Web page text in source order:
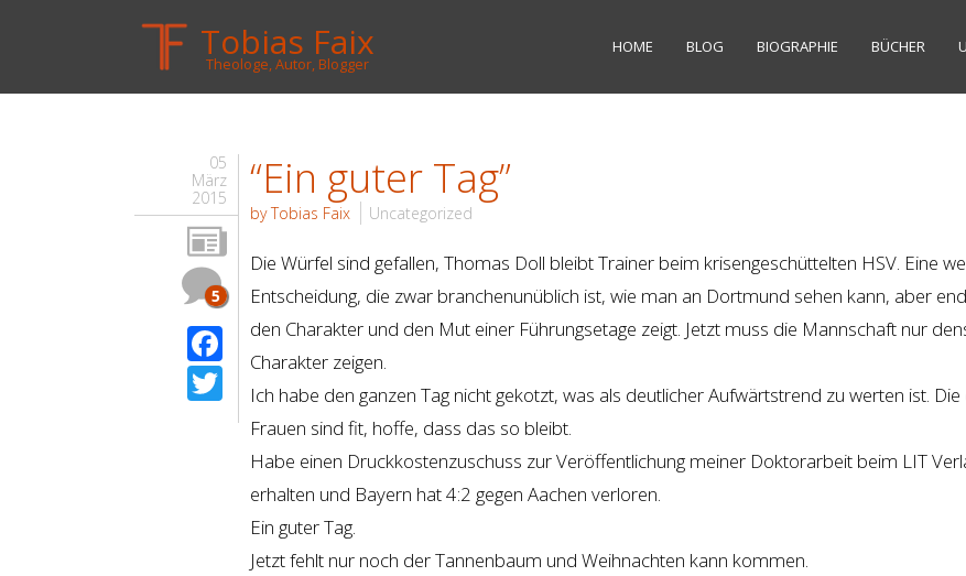
Tobias Faix
Theologe, Autor, Blogger
HOME BLOG BIOGRAPHIE BÜCHER
05
März
2015
5
Facebook
Twitter
“Ein guter Tag”
by Tobias Faix Uncategorized
Die Würfel sind gefallen, Thomas Doll bleibt Trainer beim krisengeschüttelten HSV. Eine
Entscheidung, die zwar branchenunüblich ist, wie man an Dortmund sehen kann, aber
den Charakter und den Mut einer Führungsetage zeigt. Jetzt muss die Mannschaft nur
Charakter zeigen.
Ich habe den ganzen Tag nicht gekotzt, was als deutlicher Aufwärtstrend zu werten ist.
Frauen sind fit, hoffe, dass das so bleibt.
Habe einen Druckkostenzuschuss zur Veröffentlichung meiner Doktorarbeit beim LIT
erhalten und Bayern hat 4:2 gegen Aachen verloren.
Ein guter Tag.
Jetzt fehlt nur noch der Tannenbaum und Weihnachten kann kommen.